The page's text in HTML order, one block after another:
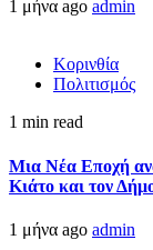
1 μήνα ago admin
Κορινθία
Πολιτισμός
1 min read
Μια Νέα Εποχή
Κιάτο και τον
1 μήνα ago admin